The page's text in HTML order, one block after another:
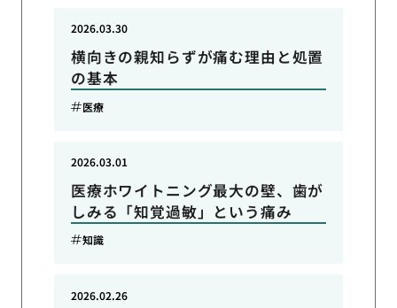
横向きの親知らずが痛む理由と処置
の基本
2026.03.30
医療
医療ホワイトニング最大の壁、歯が
しみる「知覚過敏」という痛み
2026.03.01
知識
2026.02.26